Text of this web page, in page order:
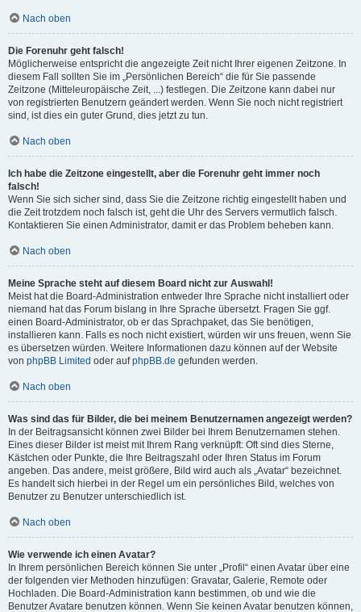
Nach oben
Die Forenuhr geht falsch!
Möglicherweise entspricht die angezeigte Zeit nicht Ihrer eigenen Zeitzone. In
diesem Fall sollten Sie im „Persönlichen Bereich“ die für Sie passende
Zeitzone (Mitteleuropäische Zeit, ...) festlegen. Die Zeitzone kann dabei nur
von registrierten Benutzern geändert werden. Wenn Sie noch nicht registriert
sind, ist dies ein guter Grund, dies jetzt zu tun.
Nach oben
Ich habe die Zeitzone eingestellt, aber die Forenuhr geht immer noch
falsch!
Wenn Sie sich sicher sind, dass Sie die Zeitzone richtig eingestellt haben und
die Zeit trotzdem noch falsch ist, geht die Uhr des Servers vermutlich falsch.
Kontaktieren Sie einen Administrator, damit er das Problem beheben kann.
Nach oben
Meine Sprache steht auf diesem Board nicht zur Auswahl!
Meist hat die Board-Administration entweder Ihre Sprache nicht installiert oder
niemand hat das Forum bislang in Ihre Sprache übersetzt. Fragen Sie ggf.
einen Board-Administrator, ob er das Sprachpaket, das Sie benötigen,
installieren kann. Falls es noch nicht existiert, würden wir uns freuen, wenn Sie
es übersetzen würden. Weitere Informationen dazu können auf der Website
von phpBB Limited oder aufphpBB.de gefunden werden.
Nach oben
Was sind das für Bilder, die bei meinem Benutzernamen angezeigt werden?
In der Beitragsansicht können zwei Bilder bei Ihrem Benutzernamen stehen.
Eines dieser Bilder ist meist mit Ihrem Rang verknüpft: Oft sind dies Sterne,
Kästchen oder Punkte, die Ihre Beitragszahl oder Ihren Status im Forum
angeben. Das andere, meist größere, Bild wird auch als „Avatar“ bezeichnet.
Es handelt sich hierbei in der Regel um ein persönliches Bild, welches von
Benutzer zu Benutzer unterschiedlich ist.
Nach oben
Wie verwende ich einen Avatar?
In Ihrem persönlichen Bereich können Sie unter „Profil“ einen Avatar über eine
der folgenden vier Methoden hinzufügen: Gravatar, Galerie, Remote oder
Hochladen. Die Board-Administration kann bestimmen, ob und wie die
Benutzer Avatare benutzen können. Wenn Sie keinen Avatar benutzen können,